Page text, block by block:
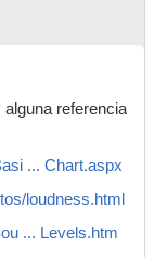
referencia
... Chart.aspx
loudness.html
... Levels.htm